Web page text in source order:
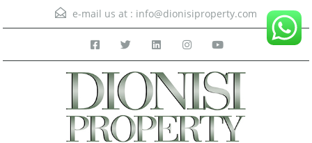
e-mail us at : info@dionisiproperty.com